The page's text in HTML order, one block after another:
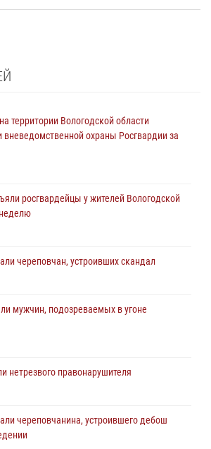
территории Вологодской области
вневедомственной охраны Росгвардии за
росгвардейцы у жителей Вологодской
череповчан, устроивших скандал
мужчин, подозреваемых в угоне
нетрезвого правонарушителя
череповчанина, устроившего дебош